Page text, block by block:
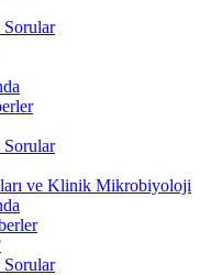
Sorular
Sorular
ve Klinik Mikrobiyoloji
Sorular